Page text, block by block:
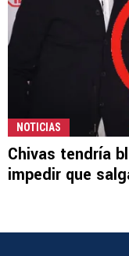
NOTICIAS
Chivas tendría
impedir que